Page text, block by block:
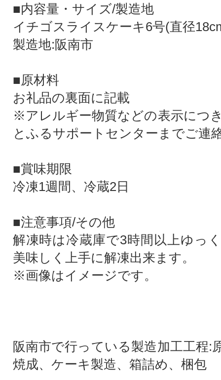
■内容量・サイズ/製造地
イチゴスライスケーキ6号(直径
製造地:阪南市
■原材料
お礼品の裏面に記載
※アレルギー物質などの表示につ
とふるサポートセンターまでご連
■賞味期限
冷凍1週間、冷蔵2日
■注意事項/その他
解凍時は冷蔵庫で3時間以上ゆっ
美味しく上手に解凍出来ます。
※画像はイメージです。
阪南市で行っている製造加工工程:
焼成、ケーキ製造、箱詰め、梱包